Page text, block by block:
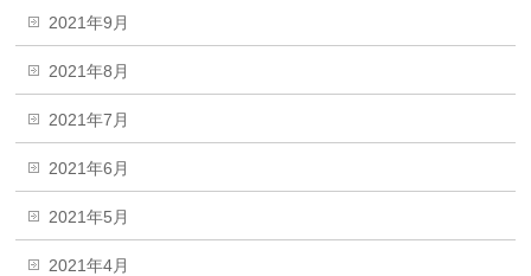
2021年9月
2021年8月
2021年7月
2021年6月
2021年5月
2021年4月